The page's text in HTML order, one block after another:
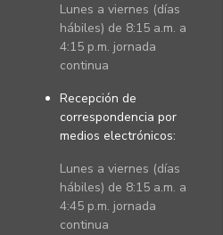
Lunes a viernes (días
hábiles) de 8:15 a.m. a
4:15 p.m. jornada
continua
Recepción de
correspondencia por
medios electrónicos:
Lunes a viernes (días
hábiles) de 8:15 a.m. a
4:45 p.m. jornada
continua